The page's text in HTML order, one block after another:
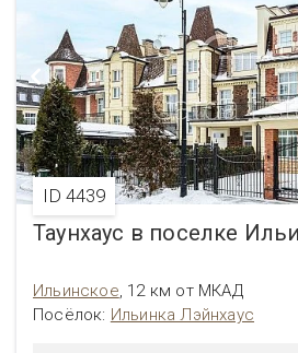
ID 4439
Таунхаус в поселке
Ильинское 12 км от МКАД
Посёлок: Ильинка Лэйнхаус